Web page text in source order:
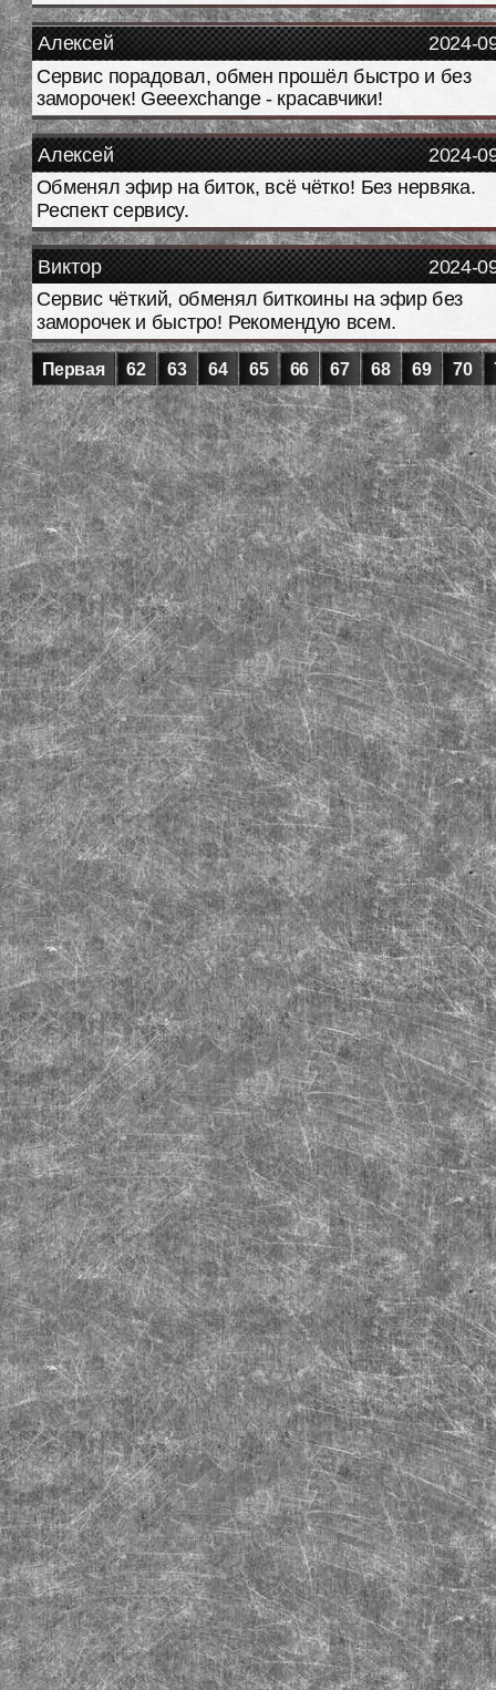
2024-
Алексей
Сервис порадовал, обмен прошёл быстро и без
заморочек! Geeexchange - красавчики!
2024-
Алексей
Обменял эфир на биток, всё чётко! Без нервяка.
Респект сервису.
2024-
Виктор
Сервис чёткий, обменял биткоины на эфир без
заморочек и быстро! Рекомендую всем.
Первая 62 63 64 65 66 67 68 69 70